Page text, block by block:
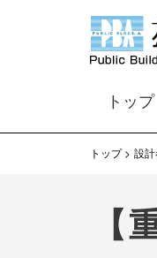
トップ
トップ 設計
【